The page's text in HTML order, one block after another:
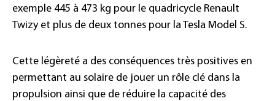
exemple 445 à 473 kg pour le quadricycle Renault
Twizy et plus de deux tonnes pour la Tesla Model S.
Cette légèreté a des conséquences très positives en
permettant au solaire de jouer un rôle clé dans la
propulsion ainsi que de réduire la capacité des